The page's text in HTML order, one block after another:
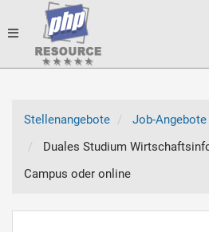
Toggle
Stellenangebote
Job-Angebote
Duales Studium
Campus oder online